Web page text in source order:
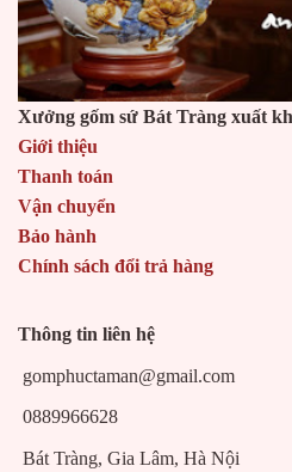
Xưởng gốm sứ Bát Tràng xuất
Giới thiệu
Thanh toán
Vận chuyển
Bảo hành
Chính sách đổi trả hàng
Thông tin liên hệ
gomphuctaman@gmail.com
0889966628
Bát Tràng, Gia Lâm, Hà Nội